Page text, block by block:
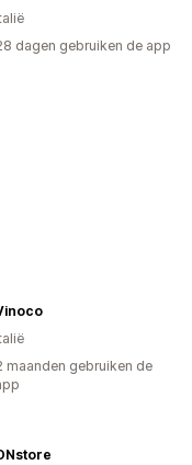
dagen gebruiken de app
maanden gebruiken de